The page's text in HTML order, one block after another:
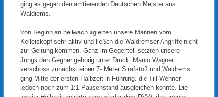
ging es gegen den amtierenden Deutschen Meister aus
Waldrems.
Von Beginn an hellwach agierten unsere Mannen vom
Kellerskopf sehr aktiv und ließen die Waldremser Angriffe nicht
zur Geltung kommen. Ganz im Gegenteil setzten unsere
Jungs den Gegner gehörig unter Druck. Marco Wagner
verschoss zunächst einen 7- Meter Strafstoß und Waldrems
ging Mitte der ersten Halbzeit in Führung, die Till Wehner
jedoch noch zum 1:1 Pausenstand ausgleichen konnte. Die